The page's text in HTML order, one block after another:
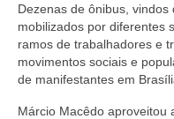
Dezenas de ônibus,
mobilizados por diferentes
ramos de trabalhadores e
movimentos sociais e
de manifestantes em
Márcio Macêdo aproveitou